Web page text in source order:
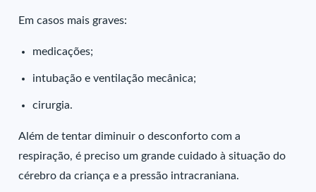
Em casos mais graves:
medicações;
intubação e ventilação mecânica;
cirurgia.
Além de tentar diminuir o desconforto com a
respiração, é preciso um grande cuidado à situação do
cérebro da criança e a pressão intracraniana.